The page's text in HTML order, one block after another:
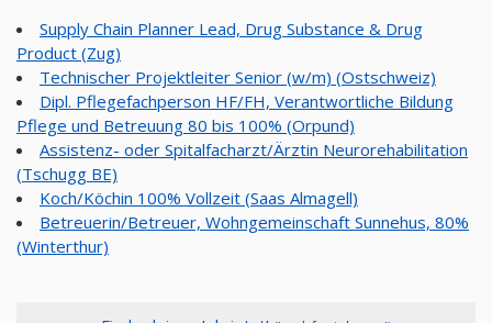
Supply Chain Planner Lead, Drug Substance & Drug
Product (Zug)
Technischer Projektleiter Senior (w/m) (Ostschweiz)
Dipl. Pflegefachperson HF/FH, Verantwortliche Bildung
Pflege und Betreuung 80 bis 100% (Orpund)
Assistenz- oder Spitalfacharzt/Ärztin Neurorehabilitation
(Tschugg BE)
Koch/Köchin 100% Vollzeit (Saas Almagell)
Betreuerin/Betreuer, Wohngemeinschaft Sunnehus, 80%
(Winterthur)